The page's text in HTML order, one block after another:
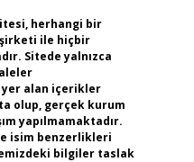
herhangi bir
şirketi ile hiçbir
Sitede yalnızca
yer alan içerikler
olup, gerçek kurum
yapılmamaktadır.
isim benzerlikleri
bilgiler taslak